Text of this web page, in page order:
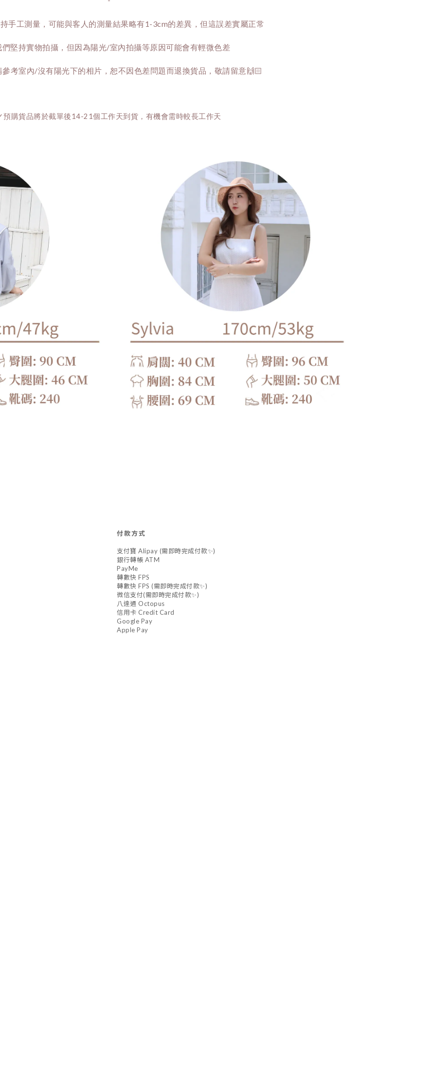
手工測量，可能與客人的測量結果略有1-3cm的差異，但這誤差實屬正常
堅持實物拍攝，但因為陽光/室內拍攝等原因可能會有輕微色差
考室內/沒有陽光下的相片，恕不因色差問題而退換貨品，敬請留意🙌🏻
購貨品將於截單後14-21個工作天到貨，有機會需時較長工作天
付款方式
支付寶 Alipay (需即時完成付款✨)
銀行轉帳 ATM
PayMe
轉數快 FPS
轉數快 FPS (需即時完成付款✨)
微信支付(需即時完成付款✨)
八達通 Octopus
信用卡 Credit Card
Google Pay
Apple Pay